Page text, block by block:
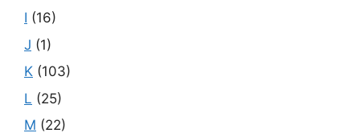
I (16)
J (1)
K (103)
L (25)
M (22)